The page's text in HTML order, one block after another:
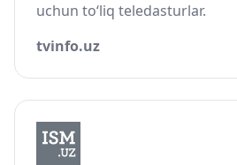
uchun to‘liq teledasturlar.
tvinfo.uz